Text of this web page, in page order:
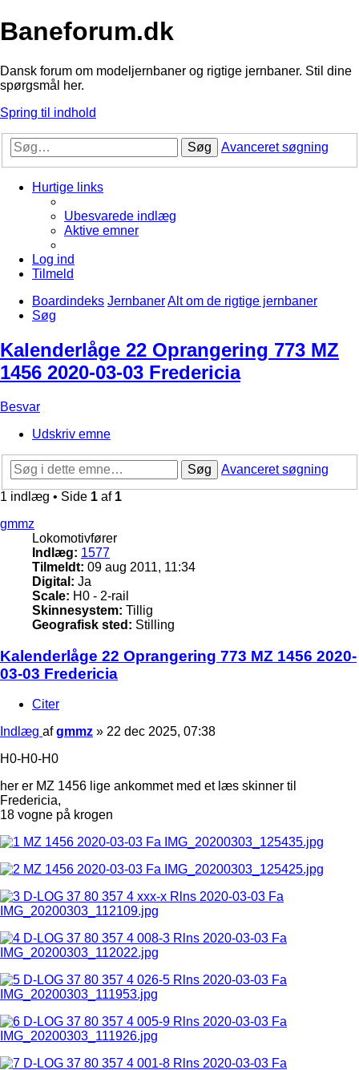
Baneforum.dk
Dansk forum om modeljernbaner og rigtige jernbaner. Stil dine
spørgsmål her.
Spring til indhold
Søg Avanceret søgning
Hurtige links
Ubesvarede indlæg
Aktive emner
Log ind
Tilmeld
Boardindeks JernbanerAlt om de rigtige jernbaner
Søg
Kalenderlåge 22 Oprangering 773 MZ
1456 2020-03-03 Fredericia
Besvar
Udskriv emne
Søg
Avanceret søgning
1 indlæg • Side 1 af 1
gmmz
Lokomotivfører
Indlæg: 1577
Tilmeldt: 09 aug 2011, 11:34
Digital: Ja
Scale: H0 - 2-rail
Skinnesystem: Tillig
Geografisk sted: Stilling
Kalenderlåge 22 Oprangering 773 MZ 1456 2020-
03-03 Fredericia
Citer
Indlæg afgmmz » 22 dec 2025, 07:38
H0-H0-H0
her er MZ 1456 lige ankommet med et læs skinner til
Fredericia,
18 vogne på krogen